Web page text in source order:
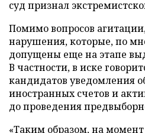
суд признал
Помимо вопросов
нарушения, которые, по
допущены еще на этапе
В частности, в иске
кандидатов уведомления
иностранных счетов и
до проведения
«Таким образом, на